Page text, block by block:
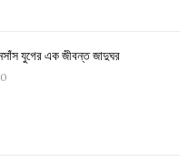
যুগের এক জীবন্ত জাদুঘর
0